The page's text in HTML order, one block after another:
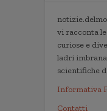
vi racconta
curiose e
ladri
scientifiche
Informativa
Contatti